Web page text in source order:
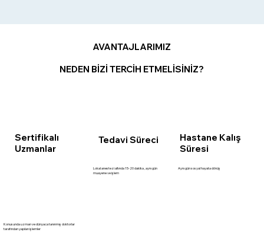
AVANTAJLARIMIZ
NEDEN BİZİ TERCİH ETMELİSİNİZ?
Sertifikalı
Uzmanlar
Konusunda uzman ve dünyaca tanınmış doktorlar
tarafından yapılan işlemler
Tedavi Süreci
Lokal anestezi altında 15-20 dakika , aynı gün
muayene ve işlem
Hastane Kalış
Süresi
Aynı gün sosyal hayata dönüş